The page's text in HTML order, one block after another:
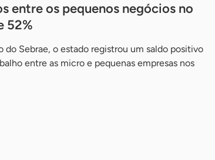
entre os pequenos negócios no
52%
Sebrae, o estado registrou um saldo positivo
entre as micro e pequenas empresas nos